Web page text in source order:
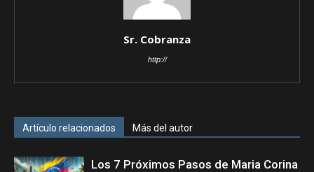
Sr. Cobranza
http://
Artículo relacionados Más del autor
Los 7 Próximos Pasos de Maria Corina